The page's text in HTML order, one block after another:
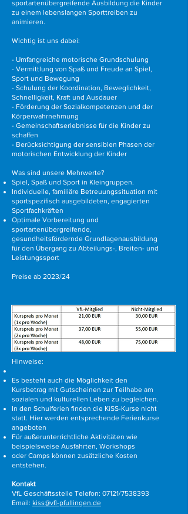
sportartenübergreifende Ausbildung die Kinder
zu einem lebenslangen Sporttreiben zu
animieren.
Wichtig ist uns dabei:
- Umfangreiche motorische Grundschulung
- Vermittlung von Spaß und Freude an Spiel,
Sport und Bewegung
- Schulung der Koordination, Beweglichkeit,
Schnelligkeit, Kraft und Ausdauer
- Förderung der Sozialkompetenzen und der
Körperwahrnehmung
- Gemeinschaftserlebnisse für die Kinder zu
schaffen
- Berücksichtigung der sensiblen Phasen der
motorischen Entwicklung der Kinder
Was sind unsere Mehrwerte?
Spiel, Spaß und Sport in Kleingruppen.
Individuelle, familiäre Betreuungssituation mit
sportspezifisch ausgebildeten, engagierten
Sportfachkräften
Optimale Vorbereitung und
sportartenübergreifende,
gesundheitsfördernde Grundlagenausbildung
für den Übergang zu Abteilungs-, Breiten- und
Leistungssport
Preise ab 2023/24
Hinweise:
Es besteht auch die Möglichkeit den
Kursbetrag mit Gutscheinen zur Teilhabe am
sozialen und kulturellen Leben zu begleichen.
In den Schulferien finden die KiSS-Kurse nicht
statt. Hier werden entsprechende Ferienkurse
angeboten
Für außerunterrichtliche Aktivitäten wie
beispielsweise Ausfahrten, Workshops
oder Camps können zusätzliche Kosten
entstehen.
Kontakt
VfL Geschäftsstelle Telefon: 07121/7538393
Email: kiss@vfl-pfullingen.de